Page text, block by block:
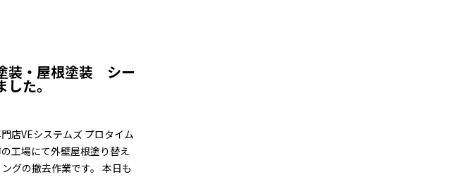
装・屋根塗装 シー
した。
店VEシステムズ プロタイム
工場にて外壁屋根塗り替え
グの撤去作業です。 本日も